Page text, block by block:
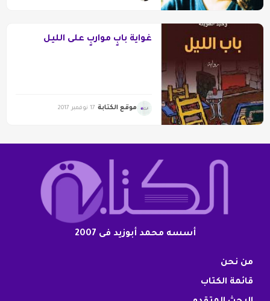
غواية بابٍ مواربٍ على الليل
موقع الكتابة 17 نوفمبر 2017
أسسه محمد أبوزيد فى 2007
من نحن
قائمة الكتاب